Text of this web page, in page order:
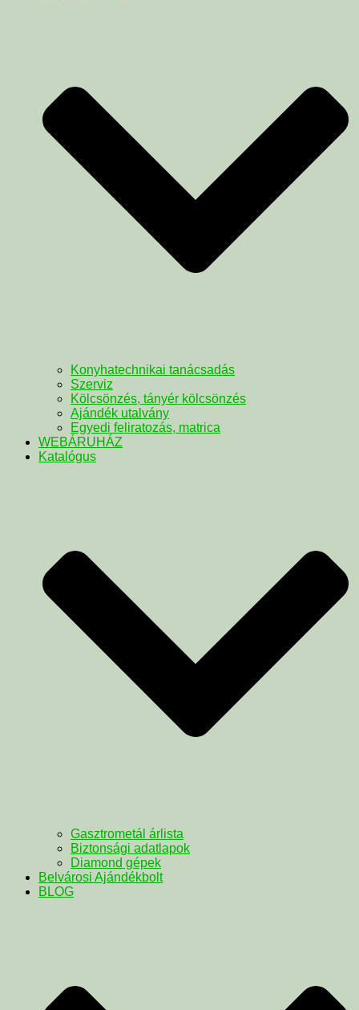
Konyhatechnikai tanácsadás
Szerviz
Kölcsönzés, tányér kölcsönzés
Ajándék utalvány
Egyedi feliratozás, matrica
WEBÁRUHÁZ
Katalógus
Gasztrometál árlista
Biztonsági adatlapok
Diamond gépek
Belvárosi Ajándékbolt
BLOG